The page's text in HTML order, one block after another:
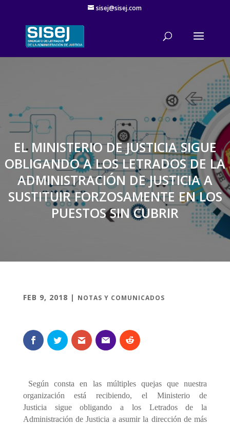
sisej@sisej.com
'
EL MINISTERIO DE JUSTICIA SIGUE
OBLIGANDO A LOS LETRADOS DE LA
ADMINISTRACIÓN DE JUSTICIA A
SUSTITUIR FORZOSAMENTE EN LOS
PUESTOS SIN CUBRIR
FEB 9, 2018 | NOTAS Y COMUNICADOS
Según consta en las múltiples quejas que nuestra
organización está recibiendo, el Ministerio de
Justicia sigueobligando a los Letrados de la
Administración de Justicia a asumir la dirección de más